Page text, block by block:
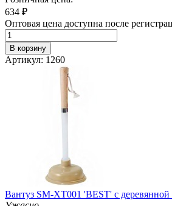
634 ₽
Оптовая цена доступна после
В корзину
Артикул: 1260
Вантуз SM-XT001 'BEST' с